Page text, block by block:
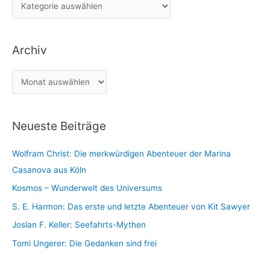
n
c
h
a
e
e
Archiv
r
h
v
Neueste Beiträge
Wolfram Christ: Die merkwürdigen Abenteuer der Marina
Casanova aus Köln
Kosmos – Wunderwelt des Universums
S. E. Harmon: Das erste und letzte Abenteuer von Kit Sawyer
Joslan F. Keller: Seefahrts-Mythen
Tomi Ungerer: Die Gedanken sind frei